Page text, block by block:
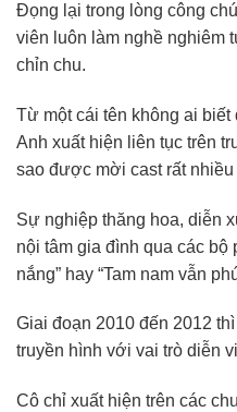
Đọng lại trong lòng công
viên luôn làm nghề nghiêm
chỉn chu.
Từ một cái tên không ai
Anh xuất hiện liên tục trên
sao được mời cast rất
Sự nghiệp thăng hoa, diễn
nội tâm gia đình qua các bộ
nắng” hay “Tam nam vẫn
Giai đoạn 2010 đến 2012
truyền hình với vai trò diễn
Cô chỉ xuất hiện trên các